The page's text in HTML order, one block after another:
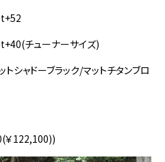
チューナーサイズ)
トシャドーブラック/マットチタンブロ
￥122,100))